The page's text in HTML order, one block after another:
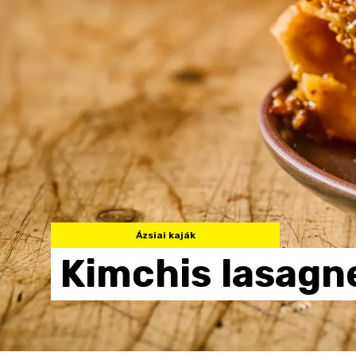
Ázsiai kaják
Kimchis